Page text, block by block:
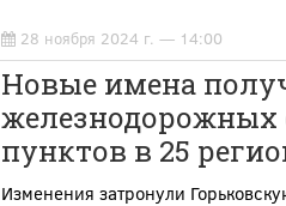
28 ноября 2024 г. — 14:00
Новые имена
железнодорожных
пунктов в 25
Изменения затронули